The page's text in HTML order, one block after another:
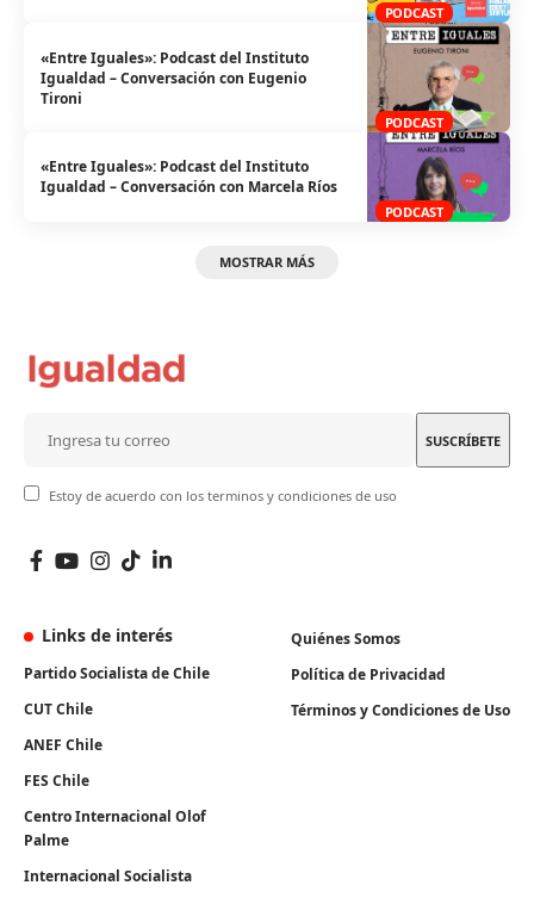
PODCAST
PODCAST
«Entre Iguales»: Podcast del Instituto
Igualdad – Conversación con Eugenio
Tironi
PODCAST
«Entre Iguales»: Podcast del Instituto
Igualdad – Conversación con Marcela Ríos
MOSTRAR MÁS
Estoy de acuerdo con los terminos y condiciones de uso
Links de interés
Partido Socialista de Chile
CUT Chile
ANEF Chile
FES Chile
Centro Internacional Olof
Palme
Internacional Socialista
Quiénes Somos
Política de Privacidad
Términos y Condiciones de Uso